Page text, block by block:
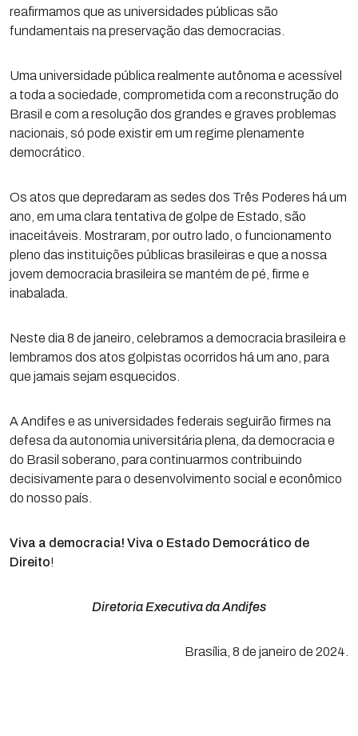
reafirmamos que as universidades públicas são
fundamentais na preservação das democracias.
Uma universidade pública realmente autônoma e acessível
a toda a sociedade, comprometida com a reconstrução do
Brasil e com a resolução dos grandes e graves problemas
nacionais, só pode existir em um regime plenamente
democrático.
Os atos que depredaram as sedes dos Três Poderes há um
ano, em uma clara tentativa de golpe de Estado, são
inaceitáveis. Mostraram, por outro lado, o funcionamento
pleno das instituições públicas brasileiras e que a nossa
jovem democracia brasileira se mantém de pé, firme e
inabalada.
Neste dia 8 de janeiro, celebramos a democracia brasileira e
lembramos dos atos golpistas ocorridos há um ano, para
que jamais sejam esquecidos.
A Andifes e as universidades federais seguirão firmes na
defesa da autonomia universitária plena, da democracia e
do Brasil soberano, para continuarmos contribuindo
decisivamente para o desenvolvimento social e econômico
do nosso país.
Viva a democracia! Viva o Estado Democrático de
Direito!
Diretoria Executiva da Andifes
Brasília, 8 de janeiro de 2024.